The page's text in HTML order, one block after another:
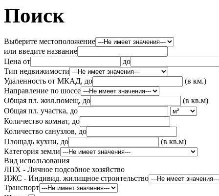
Поиск
Выберите местоположение
или введите название
Цена от
до
Тип недвижимости
Удаленность от МКАД, до
(в км.)
Направление по шоссе
Общая пл. жил.помещ, до
(в кв.м)
Общая пл. участка, до
Количество комнат, до
Количество санузлов, до
Площадь кухни, до
(в кв.м)
Категория земли
Вид использования
ЛПХ - Личное подсобное хозяйство
ИЖС - Индивид. жилищное строительство
Транспорт